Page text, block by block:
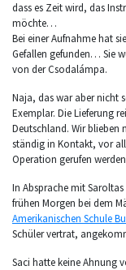
dass es Zeit wird, das
möchte…
Bei einer Aufnahme hat
Gefallen gefunden… Sie
von der Csodalámpa.
Naja, das war aber nicht
Exemplar. Die Lieferung
Deutschland. Wir blieben
ständig in Kontakt, vor
Operation gerufen
In Absprache mit
frühen Morgen bei dem
Amerikanischen Schule
Schüler vertrat,
Saci hatte keine Ahnung